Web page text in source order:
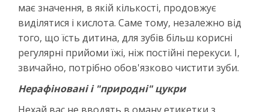
має значення, в якій кількості, продовжує
виділятися і кислота. Саме тому, незалежно від
того, що їсть дитина, для зубів більш корисні
регулярні прийоми їжі, ніж постійні перекуси. І,
звичайно, потрібно обов'язково чистити зуби.
Нерафіновані і "природні" цукри